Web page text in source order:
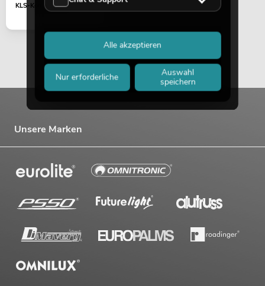
EUROLITE Set LED KLS Laser Bar PRO
No. 20000452
Bestand reicht ca. 12 Wo.
KLS-Kombo Laser
Unsere Marken
Nur erforderliche
Auswahl
speichern
Alle akzeptieren